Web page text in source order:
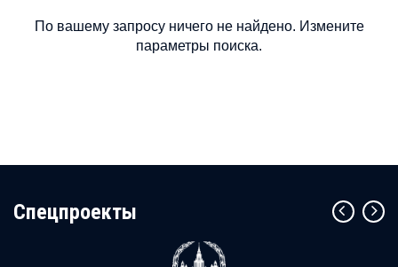
По вашему запросу ничего не найдено. Измените
параметры поиска.
Cпецпроекты